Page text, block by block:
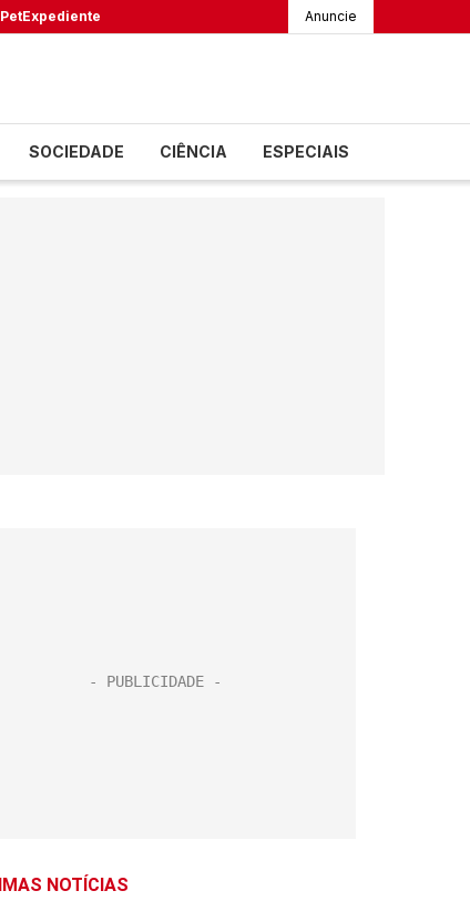
PetExpediente Anuncie
SOCIEDADE CIÊNCIA ESPECIAIS